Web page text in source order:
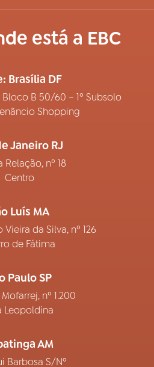
está a EBC
Brasília DF
B 50/60 – 1º Subsolo
Shopping
Janeiro RJ
Relação, nº 18
Centro
Luís MA
da Silva, nº 126
de Fátima
Paulo SP
nº 1.200
Leopoldina
AM
Barbosa S/Nº